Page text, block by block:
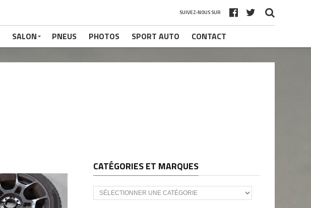
SUIVEZ-NOUS SUR
SALON PNEUS PHOTOS SPORT AUTO CONTACT
CATÉGORIES ET MARQUES
Catégories
et